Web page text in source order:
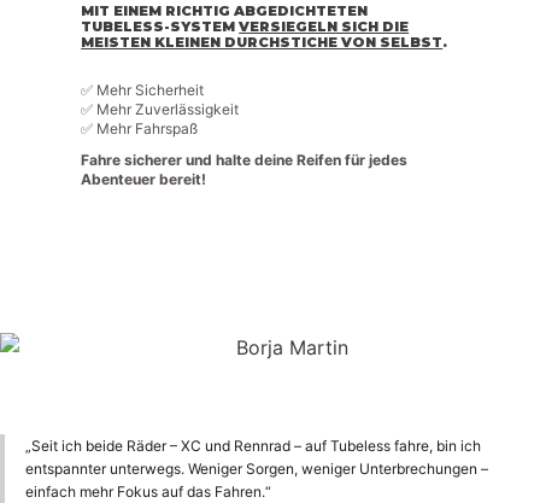
MIT EINEM RICHTIG ABGEDICHTETEN
TUBELESS-SYSTEMVERSIEGELN SICH DIE
MEISTEN KLEINEN DURCHSTICHE VON SELBST.
✅ Mehr Sicherheit
✅ Mehr Zuverlässigkeit
✅ Mehr Fahrspaß
Fahre sicherer und halte deine Reifen für jedes
Abenteuer bereit!
„Seit ich beide Räder – XC und Rennrad – auf Tubeless fahre, bin ich
entspannter unterwegs. Weniger Sorgen, weniger Unterbrechungen –
einfach mehr Fokus auf das Fahren.“